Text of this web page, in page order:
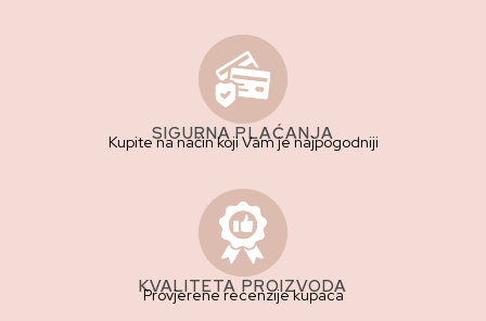
SIGURNA PLAĆANJA
Kupite na način koji Vam je najpogodniji
KVALITETA PROIZVODA
Provjerene recenzije kupaca